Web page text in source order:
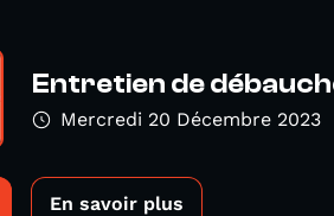
Entretien de
Mercredi 20 Décembre 2023
En savoir plus